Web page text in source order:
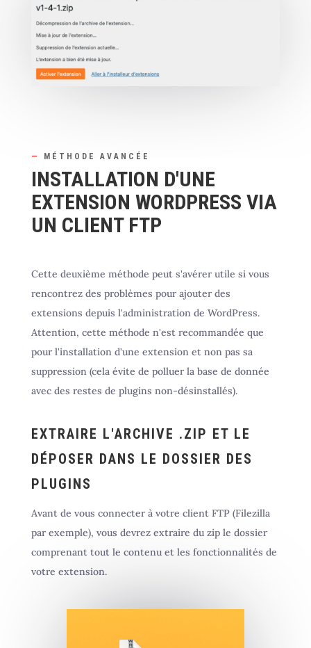
— MÉTHODE AVANCÉE
INSTALLATION D'UNE
EXTENSION WORDPRESS VIA
UN CLIENT FTP
Cette deuxième méthode peut s'avérer utile si vous
rencontrez des problèmes pour ajouter des
extensions depuis l'administration de WordPress.
Attention, cette méthode n'est recommandée que
pour l'installation d'une extension et non pas sa
suppression (cela évite de polluer la base de donnée
avec des restes de plugins non-désinstallés).
EXTRAIRE L'ARCHIVE .ZIP ET LE
DÉPOSER DANS LE DOSSIER DES
PLUGINS
Avant de vous connecter à votre client FTP (Filezilla
par exemple), vous devrez extraire du zip le dossier
comprenant tout le contenu et les fonctionnalités de
votre extension.